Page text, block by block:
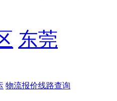
东莞
物流报价线路查询